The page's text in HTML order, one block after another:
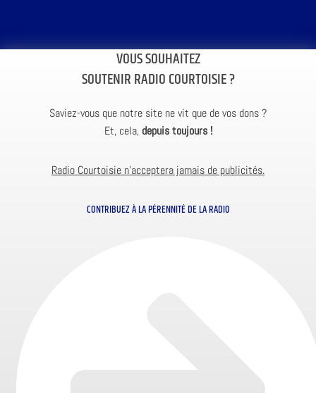
VOUS SOUHAITEZ
SOUTENIR RADIO COURTOISIE ?
Saviez-vous que notre site ne vit que de vos dons ?
Et, cela, depuis toujours !
Radio Courtoisie n’acceptera jamais de publicités.
CONTRIBUEZ À LA PÉRENNITÉ DE LA RADIO